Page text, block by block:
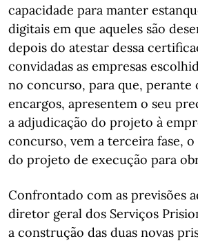
capacidade para manter
digitais em que aqueles são
depois do atestar dessa
convidadas as empresas
no concurso, para que, perante
encargos, apresentem o seu
a adjudicação do projeto à
concurso, vem a terceira fase,
do projeto de execução para
Confrontado com as previsões
diretor geral dos Serviços
a construção das duas novas